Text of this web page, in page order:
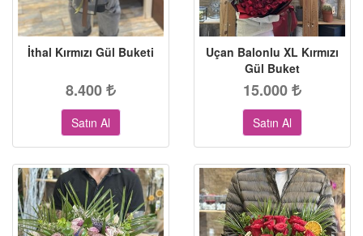
İthal Kırmızı Gül Buketi
8.400
Satın Al
Uçan Balonlu XL Kırmızı
Gül Buket
15.000
Satın Al